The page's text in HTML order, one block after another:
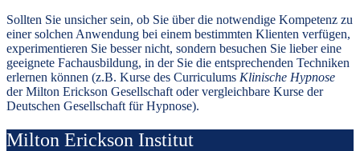
Sollten Sie unsicher sein, ob Sie über die notwendige Kompetenz zu
einer solchen Anwendung bei einem bestimmten Klienten verfügen,
experimentieren Sie besser nicht, sondern besuchen Sie lieber eine
geeignete Fachausbildung, in der Sie die entsprechenden Techniken
erlernen können (z.B. Kurse des Curriculums Klinische Hypnose
der Milton Erickson Gesellschaft oder vergleichbare Kurse der
Deutschen Gesellschaft für Hypnose).
Milton Erickson Institut